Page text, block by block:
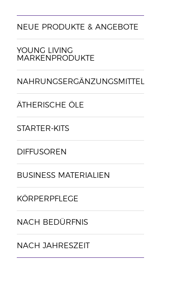
NEUE PRODUKTE & ANGEBOTE
YOUNG LIVING
MARKENPRODUKTE
NAHRUNGSERGÄNZUNGSMITTEL
ÄTHERISCHE ÖLE
STARTER-KITS
DIFFUSOREN
BUSINESS MATERIALIEN
KÖRPERPFLEGE
NACH BEDÜRFNIS
NACH JAHRESZEIT